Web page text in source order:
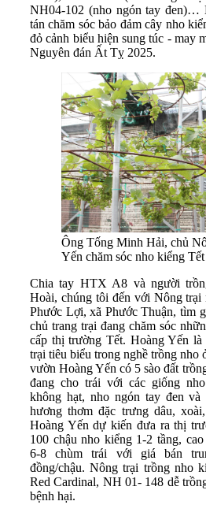
NH04-102 (nho ngón tay đen)…
tán chăm sóc bảo đảm cây nho
đỏ cảnh biểu hiện sung túc - may
Nguyên đán Ất Tỵ 2025.
Ông Tống Minh Hải, chủ
Yến chăm sóc nho kiểng Tết
Chia tay HTX A8 và người
Hoài, chúng tôi đến với Nông trại
Phước Lợi, xã Phước Thuận, tìm
chủ trang trại đang chăm sóc
cấp thị trường Tết. Hoàng Yến
trại tiêu biểu trong nghề trồng
vườn Hoàng Yến có 5 sào đất
đang cho trái với các giống
không hạt, nho ngón tay đen
hương thơm đặc trưng dâu,
Hoàng Yến dự kiến đưa ra thị
100 chậu nho kiểng 1-2 tầng,
6-8 chùm trái với giá bán
đồng/chậu. Nông trại trồng nho
Red Cardinal, NH 01- 148 dễ
bệnh hại.